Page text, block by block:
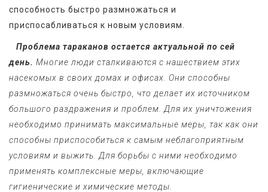
способность быстро размножаться и
приспосабливаться к новым условиям.
Проблема тараканов остается актуальной по сей
день. Многие люди сталкиваются с нашествием этих
насекомых в своих домах и офисах. Они способны
размножаться очень быстро, что делает их источником
большого раздражения и проблем. Для их уничтожения
необходимо принимать максимальные меры, так как они
способны приспособиться к самым неблагоприятным
условиям и выжить. Для борьбы с ними необходимо
применять комплексные меры, включающие
гигиенические и химические методы.